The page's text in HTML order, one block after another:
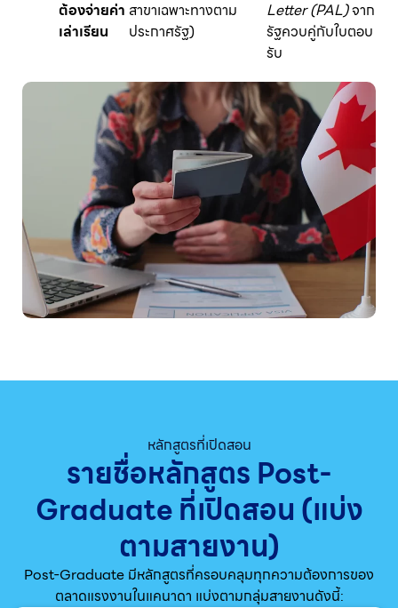
ต้องจ่ายค่า
เล่าเรียน
สาขาเฉพาะทางตาม
ประกาศรัฐ)
Letter (PAL)จาก
รัฐควบคู่กับใบตอบ
รับ
หลักสูตรที่เปิดสอน
รายชื่อหลักสูตร Post-
Graduate ที่เปิดสอน (แบ่ง
ตามสายงาน)
Post-Graduate มีหลักสูตรที่ครอบคลุมทุกความต้องการของ
ตลาดแรงงานในแคนาดา แบ่งตามกลุ่มสายงานดังนี้: